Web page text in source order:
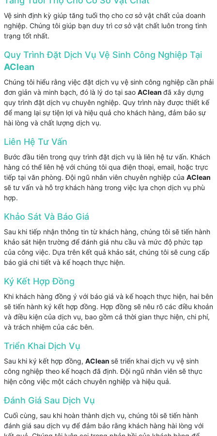
Vệ sinh định kỳ giúp tăng tuổi thọ cho cơ sở vật chất của doanh
nghiệp. Chúng tôi giúp bạn duy trì cơ sở vật chất luôn trong tình
trạng tốt nhất.
Quy Trình Đặt Dịch Vụ Vệ Sinh Công Nghiệp Tại
AClean
Chúng tôi hiểu rằng việc đặt dịch vụ vệ sinh công nghiệp cần phải
đơn giản và minh bạch, đó là lý do tại sao AClean đã xây dựng
quy trình đặt dịch vụ chuyên nghiệp. Quy trình này được thiết kế
để mang lại sự tiện lợi và hiệu quả cho khách hàng, đảm bảo sự
hài lòng và chất lượng dịch vụ.
Liên Hệ Tư Vấn
Bước đầu tiên trong quy trình đặt dịch vụ là liên hệ tư vấn. Khách
hàng có thể liên hệ với chúng tôi qua điện thoại, email, hoặc trực
tiếp tại văn phòng. Đội ngũ nhân viên chuyên nghiệp của AClean
sẽ tư vấn và hỗ trợ khách hàng trong việc lựa chọn dịch vụ phù
hợp.
Khảo Sát Và Báo Giá
Sau khi tiếp nhận thông tin từ khách hàng, chúng tôi sẽ tiến hành
khảo sát hiện trường để đánh giá nhu cầu và mức độ phức tạp
của công việc. Dựa trên kết quả khảo sát, chúng tôi sẽ cung cấp
báo giá chi tiết và kế hoạch thực hiện.
Ký Kết Hợp Đồng
Khi khách hàng đồng ý với báo giá và kế hoạch thực hiện, hai bên
sẽ tiến hành ký kết hợp đồng. Hợp đồng sẽ nêu rõ các điều khoản
và điều kiện của dịch vụ, bao gồm cả thời gian thực hiện, chi phí,
và trách nhiệm của các bên.
Triển Khai Dịch Vụ
Sau khi ký kết hợp đồng, AClean sẽ triển khai dịch vụ vệ sinh
công nghiệp theo kế hoạch đã định. Đội ngũ nhân viên sẽ thực
hiện công việc một cách chuyên nghiệp và hiệu quả.
Đánh Giá Sau Dịch Vụ
Cuối cùng, sau khi hoàn thành dịch vụ, chúng tôi sẽ tiến hành
đánh giá sau dịch vụ để đảm bảo rằng khách hàng hài lòng với